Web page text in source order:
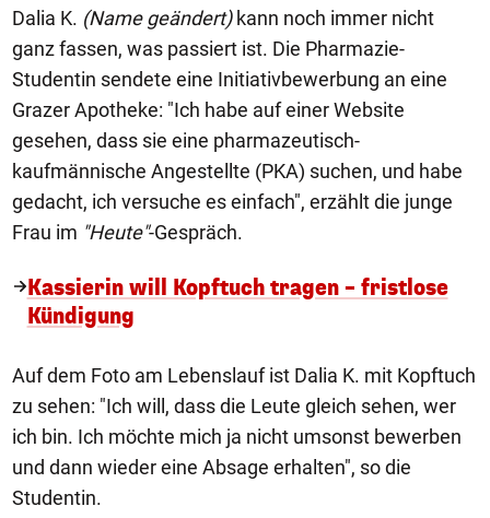
Dalia K. (Name geändert)kann noch immer nicht
ganz fassen, was passiert ist. Die Pharmazie-
Studentin sendete eine Initiativbewerbung an eine
Grazer Apotheke: "Ich habe auf einer Website
gesehen, dass sie eine pharmazeutisch-
kaufmännische Angestellte (PKA) suchen, und habe
gedacht, ich versuche es einfach", erzählt die junge
Frau im "Heute"-Gespräch.
Kassierin will Kopftuch tragen – fristlose
Kündigung
Auf dem Foto am Lebenslauf ist Dalia K. mit Kopftuch
zu sehen: "Ich will, dass die Leute gleich sehen, wer
ich bin. Ich möchte mich ja nicht umsonst bewerben
und dann wieder eine Absage erhalten", so die
Studentin.